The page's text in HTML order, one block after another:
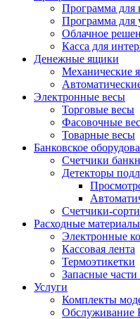
Программа для
Программа для
Облачное
Касса для
Денежные ящики
Механические
Электронные весы
Торговые весы
Фасовочные
Товарные весы
Банковское
Счетчики
Детекторы
Счетчики-
Расходные материалы
Электронные
Кассовая лента
Термоэтикетки
Запасные
Услуги
Комплекты
Обслуживание